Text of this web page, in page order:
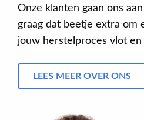
Onze klanten gaan ons
graag dat beetje extra om
jouw herstelproces vlot
LEES MEER OVER ONS